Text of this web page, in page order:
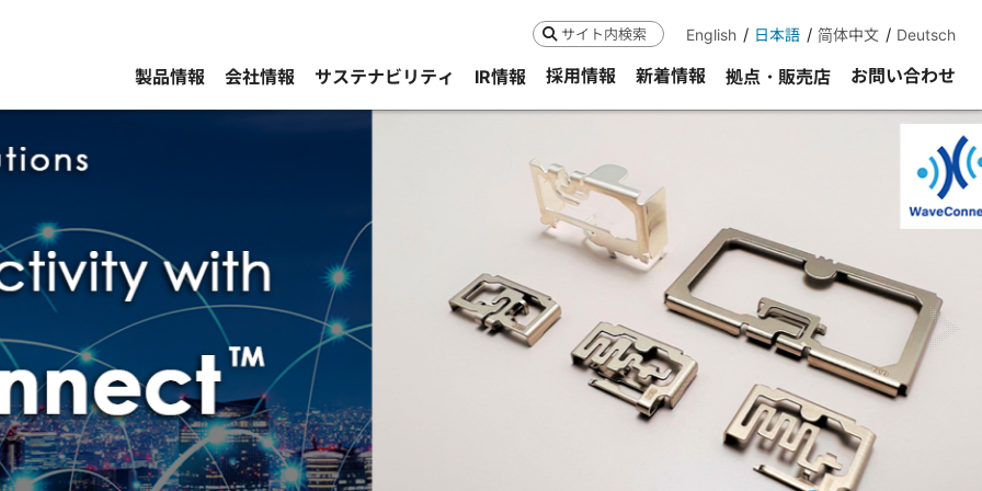
検索 English 日本語 简体中文 Deutsch
製品情報 会社情報 サステナビリティ IR情報 採用情報 新着情報 拠点・販売店 お問い合わせ